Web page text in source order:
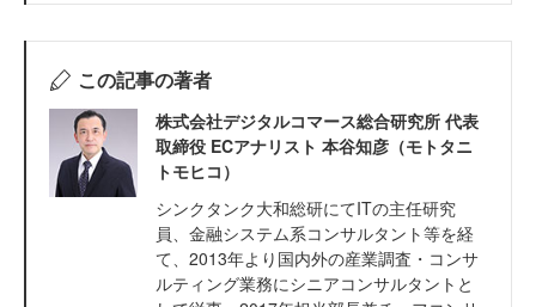
この記事の著者
株式会社デジタルコマース総合研究所 代表
取締役 ECアナリスト 本谷知彦（モトタニ
トモヒコ）
シンクタンク大和総研にてITの主任研究
員、金融システム系コンサルタント等を経
て、2013年より国内外の産業調査・コンサ
ルティング業務にシニアコンサルタントと